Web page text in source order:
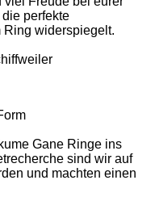
perfekte
Ring widerspiegelt.
Gane Ringe ins
sind wir auf
und machten einen